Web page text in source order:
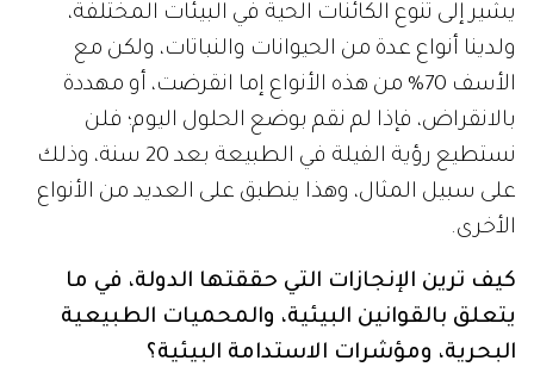
يشير إلى تنوع الكائنات الحية في البيئات المختلفة،
ولدينا أنواع عدة من الحيوانات والنباتات، ولكن مع
الأسف 70% من هذه الأنواع إما انقرضت، أو مهددة
بالانقراض، فإذا لم نقم بوضع الحلول اليوم؛ فلن
نستطيع رؤية الفيلة في الطبيعة بعد 20 سنة، وذلك
على سبيل المثال، وهذا ينطبق على العديد من الأنواع
الأخرى.
كيف ترين الإنجازات التي حققتها الدولة، في ما
يتعلق بالقوانين البيئية، والمحميات الطبيعية
البحرية، ومؤشرات الاستدامة البيئية؟